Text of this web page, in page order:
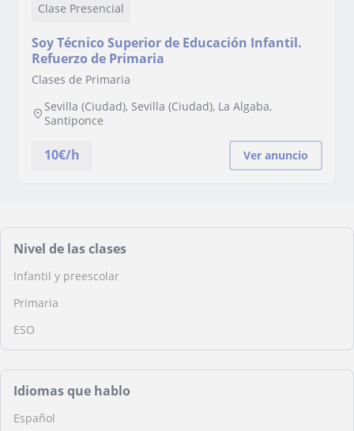
Clase Presencial
Soy Técnico Superior de Educación Infantil.
Refuerzo de Primaria
Clases de Primaria
Sevilla (Ciudad), Sevilla (Ciudad), La Algaba,
Santiponce
10€/h Ver anuncio
Nivel de las clases
Infantil y preescolar
Primaria
ESO
Idiomas que hablo
Español